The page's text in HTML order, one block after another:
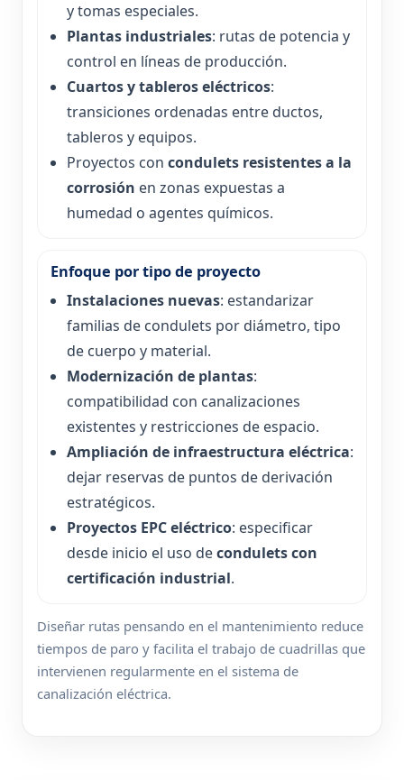
y tomas especiales.
Plantas industriales: rutas de potencia y
control en líneas de producción.
Cuartos y tableros eléctricos:
transiciones ordenadas entre ductos,
tableros y equipos.
Proyectos con condulets resistentes a la
corrosión en zonas expuestas a
humedad o agentes químicos.
Enfoque por tipo de proyecto
Instalaciones nuevas: estandarizar
familias de condulets por diámetro, tipo
de cuerpo y material.
Modernización de plantas:
compatibilidad con canalizaciones
existentes y restricciones de espacio.
Ampliación de infraestructura eléctrica:
dejar reservas de puntos de derivación
estratégicos.
Proyectos EPC eléctrico: especificar
desde inicio el uso decondulets con
certificación industrial.
Diseñar rutas pensando en el mantenimiento reduce
tiempos de paro y facilita el trabajo de cuadrillas que
intervienen regularmente en el sistema de
canalización eléctrica.